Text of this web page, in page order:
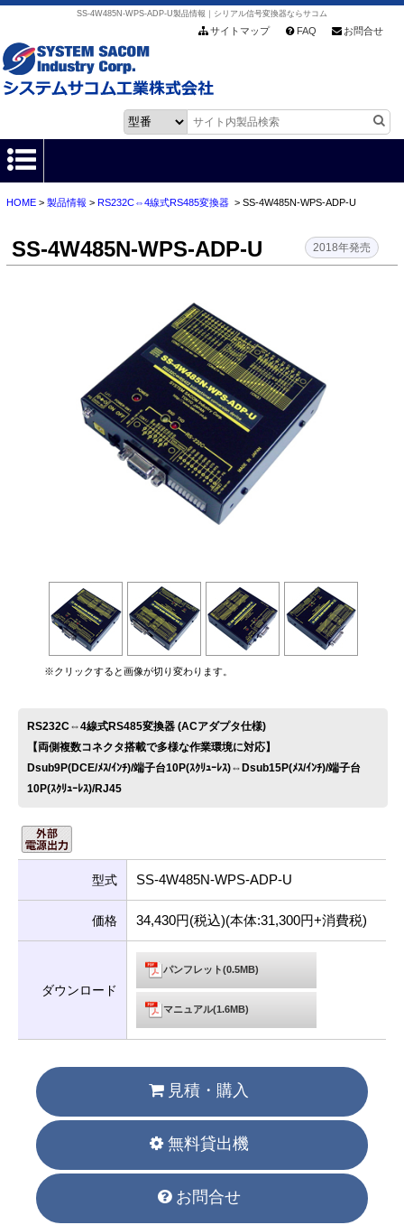
SS-4W485N-WPS-ADP-U製品情報｜シリアル信号変換器ならサコム
サイトマップ FAQ お問合せ
HOME
製品情報
お客様サポート
会社情報
お問い合わせ
HOME> 製品情報 > RS232C⇔4線式RS485変換器> SS-4W485N-WPS-ADP-U
SS-4W485N-WPS-ADP-U 2018年発売
※クリックすると画像が切り変わります。
RS232C⇔4線式RS485変換器 (ACアダプタ仕様)
【両側複数コネクタ搭載で多様な作業環境に対応】
Dsub9P(DCE/ﾒｽ/ｲﾝﾁ)/端子台10P(ｽｸﾘｭｰﾚｽ)⇔Dsub15P(ﾒｽ/ｲﾝﾁ)/端子台
10P(ｽｸﾘｭｰﾚｽ)/RJ45
型式 SS-4W485N-WPS-ADP-U
価格 34,430円(税込)(本体:31,300円+消費税)
ダウンロード
パンフレット(0.5MB)
マニュアル(1.6MB)
見積・購入
無料貸出機
お問合せ